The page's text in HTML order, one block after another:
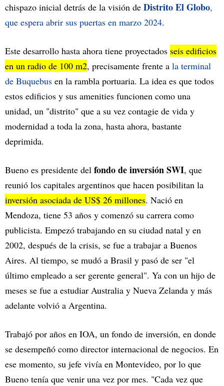
chispazo inicial detrás de la visión de Distrito El Globo,
que espera abrir sus puertas en marzo 2024.
Este desarrollo hasta ahora tiene proyectados seis edificios
en un radio de 100 m2, precisamente frente a la terminal
de Buquebus en la rambla portuaria. La idea es que todos
estos edificios y sus amenities funcionen como una
unidad, un "distrito" que a su vez contagie de vida y
modernidad a toda la zona, hasta ahora, bastante
deprimida.
Bueno es presidente del fondo de inversión SWI, que
reunió los capitales argentinos que hacen posibilitan la
inversión asociada de US$ 26 millones. Nació en
Mendoza, tiene 53 años y comenzó su carrera como
publicista. Empezó trabajando en su ciudad natal y en
2002, después de la crisis, se fue a trabajar a Buenos
Aires. Al tiempo, se mudó a Brasil y pasó de ser "el
último empleado a ser gerente general". Ya con un hijo de
meses se fue a estudiar Australia y Nueva Zelanda y más
adelante volvió a Argentina.
Trabajó por años en IOA, un fondo de inversión, en donde
se desempeñó como director internacional de negocios. En
ese momento, su jefe vivía en Montevideo, por lo que
Bueno tenía que venir una vez por mes. "Cada vez que